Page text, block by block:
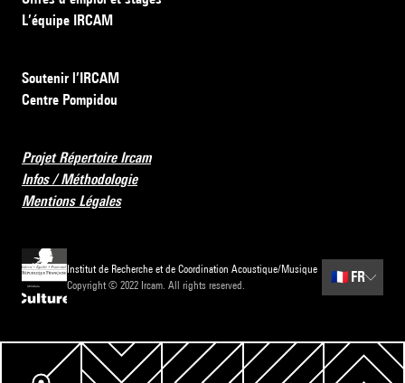
L’équipe IRCAM
Soutenir l’IRCAM
Centre Pompidou
Projet Répertoire Ircam
Infos / Méthodologie
Mentions Légales
Institut de Recherche et de Coordination Acoustique/Musique
Copyright © 2022 Ircam. All rights reserved.
🇫🇷 FR